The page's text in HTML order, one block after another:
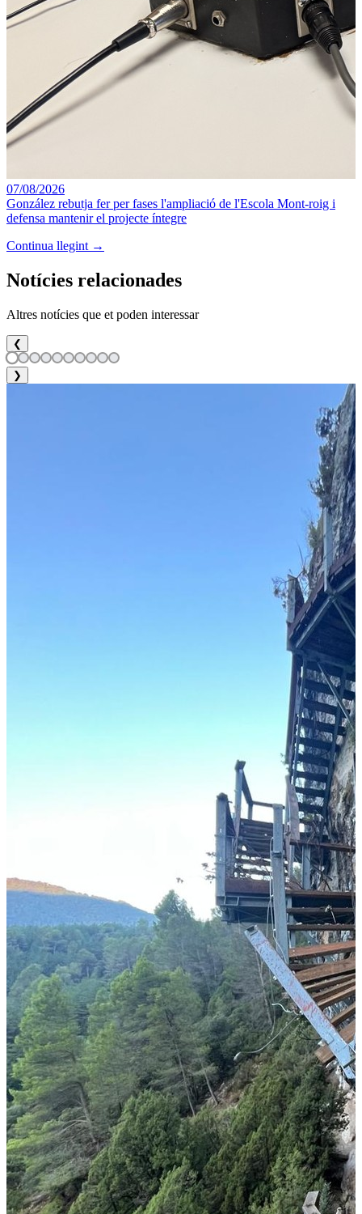
07/08/2026
González rebutja fer per fases l'ampliació de l'Escola Mont-roig i
defensa mantenir el projecte íntegre
Continua llegint →
Notícies relacionades
Altres notícies que et poden interessar
❮
❯